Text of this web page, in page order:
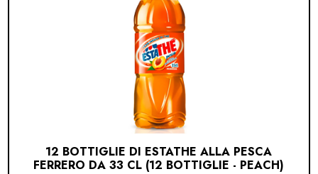
12 BOTTIGLIE DI ESTATHE ALLA PESCA
FERRERO DA 33 CL (12 BOTTIGLIE - PEACH)